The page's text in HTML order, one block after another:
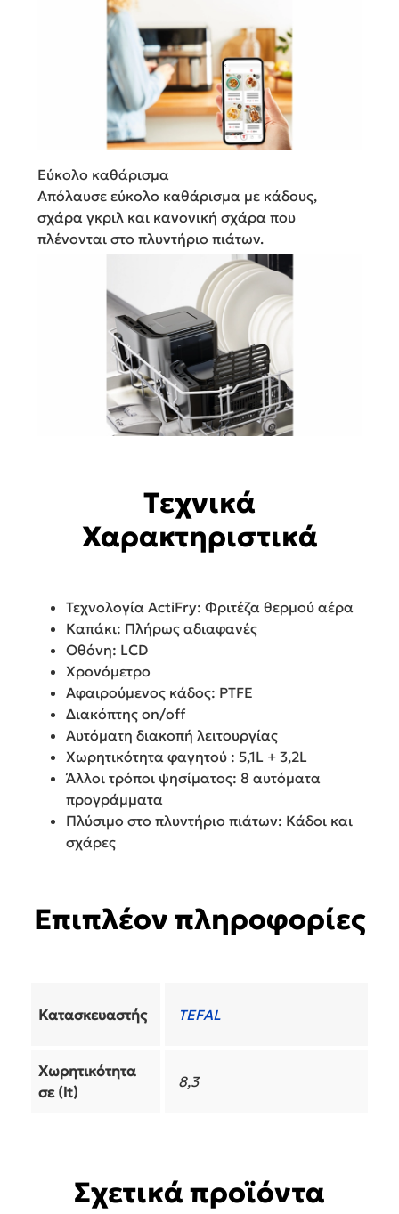
Εύκολο καθάρισμα
Απόλαυσε εύκολο καθάρισμα με κάδους,
σχάρα γκριλ και κανονική σχάρα που
πλένονται στο πλυντήριο πιάτων.
Τεχνικά
Χαρακτηριστικά
Τεχνολογία ActiFry: Φριτέζα θερμού αέρα
Καπάκι: Πλήρως αδιαφανές
Οθόνη: LCD
Χρονόμετρο
Αφαιρούμενος κάδος: PTFE
Διακόπτης on/off
Αυτόματη διακοπή λειτουργίας
Χωρητικότητα φαγητού : 5,1L + 3,2L
Άλλοι τρόποι ψησίματος: 8 αυτόματα
προγράμματα
Πλύσιμο στο πλυντήριο πιάτων: Κάδοι και
σχάρες
Επιπλέον πληροφορίες
Κατασκευαστής TEFAL
Χωρητικότητα
σε (lt)
8,3
Σχετικά προϊόντα